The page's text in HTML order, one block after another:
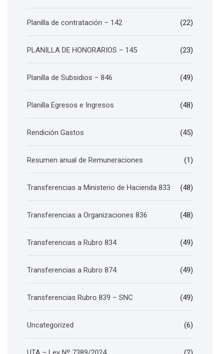
Planilla de contratación – 142 (22)
PLANILLA DE HONORARIOS – 145 (23)
Planilla de Subsidios – 846 (49)
Planilla Egresos e Ingresos (48)
Rendición Gastos (45)
Resumen anual de Remuneraciones (1)
Transferencias a Ministerio de Hacienda 833 (48)
Transferencias a Organizaciones 836 (48)
Transferencias a Rubro 834 (49)
Transferencias a Rubro 874 (49)
Transferencias Rubro 839 – SNC (49)
Uncategorized (6)